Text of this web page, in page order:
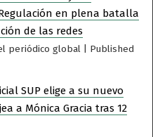
en plena batalla
de las redes
periódico global
Published
SUP elige a su nuevo
a Mónica Gracia tras 12